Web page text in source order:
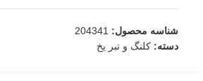
شناسه محصول: 204341
دسته: کلنگ و تبر یخ